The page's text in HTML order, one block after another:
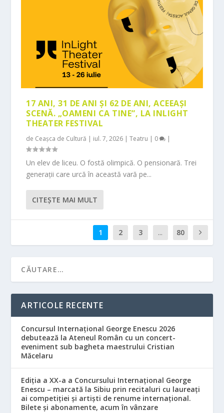
17 ANI, 31 DE ANI ȘI 62 DE ANI, ACEEAȘI
SCENĂ. „OAMENI CA TINE”, LA INLIGHT
THEATER FESTIVAL
de Ceașca de Cultură | iul. 7, 2026 |Teatru | 0 |
Un elev de liceu. O fostă olimpică. O pensionară. Trei
generații care urcă în această vară pe...
CITEŞTE MAI MULT
1 2 3 ... 80
ARTICOLE RECENTE
Concursul Internațional George Enescu 2026
debutează la Ateneul Român cu un concert-
eveniment sub bagheta maestrului Cristian
Măcelaru
Ediția a XX-a a Concursului Internațional George
Enescu – marcată la Sibiu prin recitaluri cu laureați
ai competiției și artiști de renume internațional.
Bilete și abonamente, acum în vânzare